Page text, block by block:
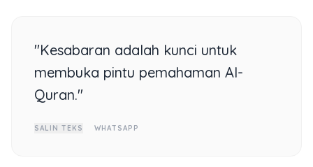
"Kesabaran adalah kunci untuk
membuka pintu pemahaman Al-
Quran."
SALIN TEKS WHATSAPP